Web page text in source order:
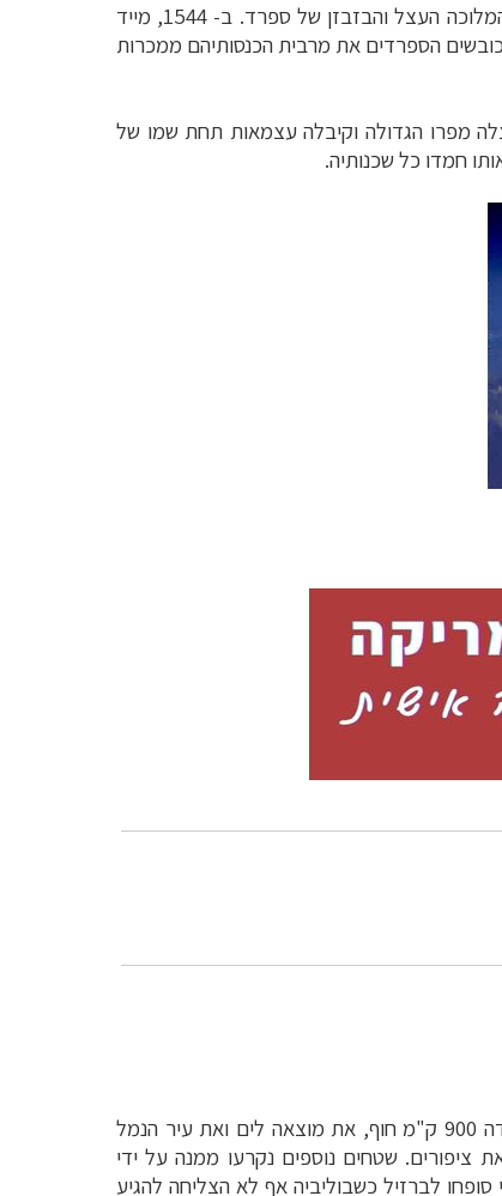
במהלך 300 השנים הבאות נשלט חלק זה של העולם על ידי הכובשים (קונקיסטדורס) כקולוניה ספרדית, ממנה ניזון בית המלוכה העצל והבזבזן של ספרד. ב- 1544, מייד
הספרדים את מרבית הכנסותיהם ממכרות
בידי אנטוניו חוסה דה סוקרה 1824. ב- 6 באוגוסט 1825 פוצלה מפרו הגדולה וקיבלה עצמאות תחת שמו של
חמדו כל שכנותיה.
עם עצמאות ארצות דרום אמריקה, נקלעה בוליביה למצב המביש של היותה החלשה והענייה במדינות היבשת. היא הפסידה 900 ק"מ חוף, את מוצאה לים ואת עיר הנמל
שטחים נוספים נקרעו ממנה על ידי
עץ הגומי סופחו לברזיל כשבוליביה אף לא הצליחה להגיע